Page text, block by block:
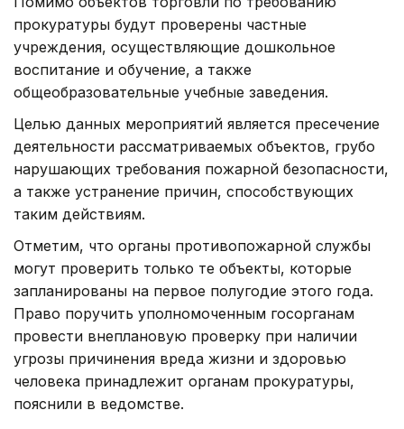
прокуратуры будут проверены частные
учреждения, осуществляющие дошкольное
воспитание и обучение, а также
общеобразовательные учебные заведения.
Целью данных мероприятий является пресечение
деятельности рассматриваемых объектов, грубо
нарушающих требования пожарной безопасности,
а также устранение причин, способствующих
таким действиям.
Отметим, что органы противопожарной службы
могут проверить только те объекты, которые
запланированы на первое полугодие этого года.
Право поручить уполномоченным госорганам
провести внеплановую проверку при наличии
угрозы причинения вреда жизни и здоровью
человека принадлежит органам прокуратуры,
пояснили в ведомстве.